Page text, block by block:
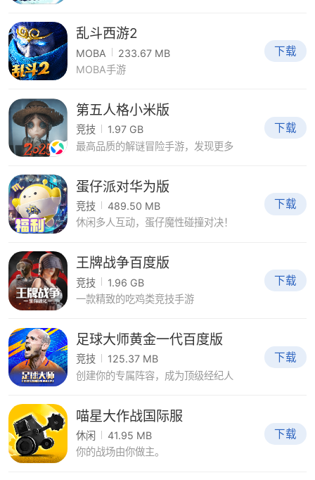
乱斗西游2
MOBA
233.67 MB
MOBA手游
下载
第五人格小米版
竞技
1.97 GB
最高品质的解谜冒险手游，发现更多
下载
蛋仔派对华为版
竞技
489.50 MB
休闲多人互动，蛋仔魔性碰撞对决！
下载
王牌战争百度版
竞技
1.96 GB
一款精致的吃鸡类竞技手游
下载
足球大师黄金一代百度版
竞技
125.37 MB
创建你的专属阵容，成为顶级经纪人
下载
喵星大作战国际服
休闲
41.95 MB
你的战场由你做主。
下载